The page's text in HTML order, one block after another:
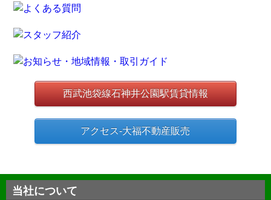
西武池袋線石神井公園駅賃貸情報
アクセス-大福不動産販売
当社について